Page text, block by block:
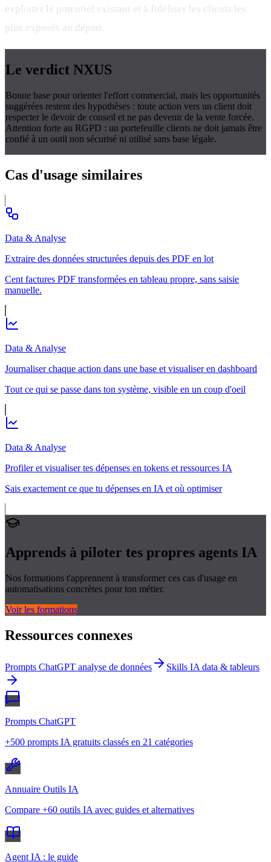
exploiter le potentiel existant et à fidéliser les clients les
plus exposés au départ.
Le verdict NXUS
Bonne base pour orienter l'effort commercial, mais les opportunités
suggérées restent des hypothèses : toute action vers un client doit
respecter le devoir de conseil et ne pas devenir de la vente forcée.
Attention forte au RGPD : un portefeuille clients ne doit jamais être
confié à un outil non sécurisé ni utilisé sans base légale.
Cas d'usage similaires
Data & Analyse
Extraire des données structurées depuis des PDF en lot
Cent factures PDF transformées en tableau propre, sans saisie
manuelle.
Data & Analyse
Journaliser chaque action dans une base et visualiser en dashboard
Tout ce qui se passe dans ton système, visible en un coup d'oeil
Data & Analyse
Profiler et visualiser tes dépenses en tokens et ressources IA
Sais exactement ce que tu dépenses en IA et où optimiser
Apprends à piloter tes propres agents IA
Nos formations t'apprennent à transformer ces cas d'usage en
automatisations concrètes pour ton métier.
Voir les formations
Ressources connexes
Prompts ChatGPT analyse de données Skills IA data & tableurs
Prompts ChatGPT
+500 prompts IA gratuits classés en 21 catégories
Annuaire Outils IA
Compare +60 outils IA avec guides et alternatives
Agent IA : le guide